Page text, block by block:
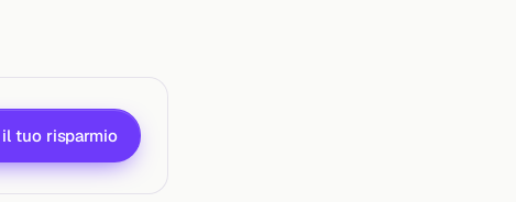
tuo risparmio